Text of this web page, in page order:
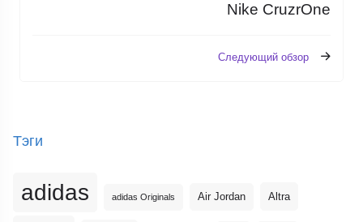
Nike CruzrOne
Следующий обзор
Тэги
adidas adidas Originals Air Jordan Altra